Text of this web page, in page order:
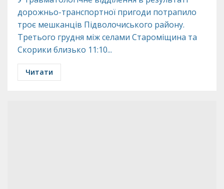
дорожньо-транспортної пригоди потрапило
троє мешканців Підволочиського району.
Третього грудня між селами Староміщина та
Скорики близько 11:10...
Читати